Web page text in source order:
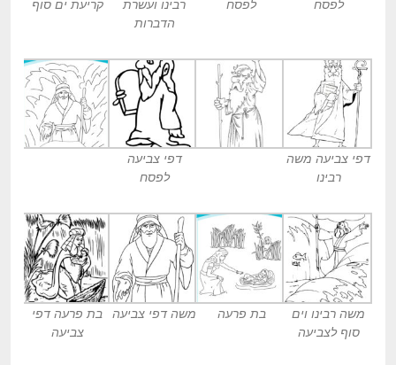
הדברות
דפי צביעה משה
רבינו
דפי צביעה
לפסח
משה רבינו וים
סוף לצביעה
בת פרעה משה דפי צביעה בת פרעה דפי
צביעה